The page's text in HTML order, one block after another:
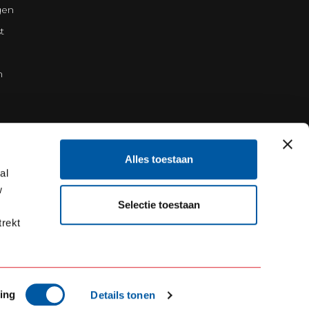
Details tonen
Alles toestaan
Selectie toestaan